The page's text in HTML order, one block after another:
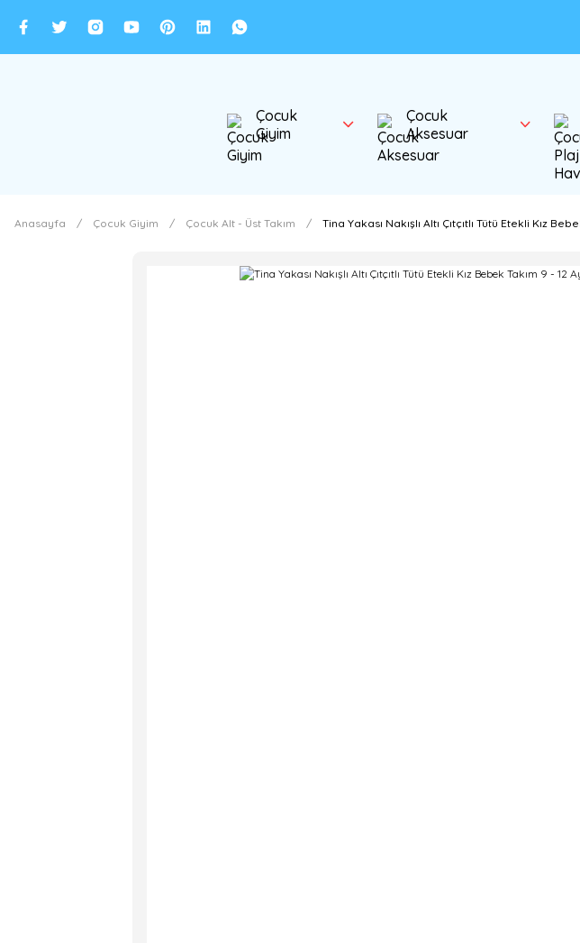
Çocuk
Giyim
Çocuk
Aksesuar
Anasayfa Çocuk Giyim Çocuk Alt - Üst Takım Tina Yakası Nakışlı Altı Çıtçıtlı Tütü Etekli Kız